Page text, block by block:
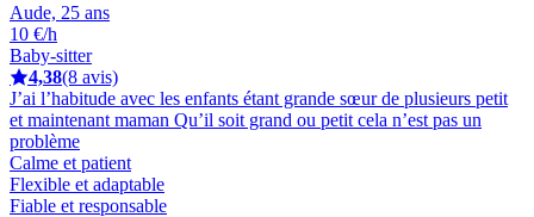
Aude, 25 ans
10 €/h
Baby-sitter
4,38(8 avis)
J’ai l’habitude avec les enfants étant grande sœur de plusieurs petit
et maintenant maman Qu’il soit grand ou petit cela n’est pas un
problème
Calme et patient
Flexible et adaptable
Fiable et responsable